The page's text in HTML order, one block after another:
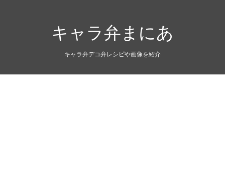
キャラ弁まにあ
キャラ弁デコ弁レシピや画像を紹介